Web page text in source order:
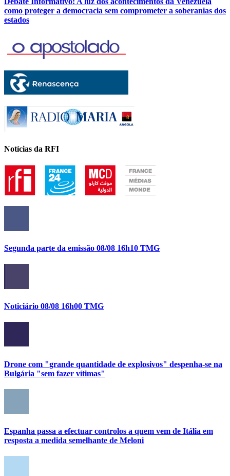
como proteger a democracia sem comprometer a soberanias dos
estados
Notícias da RFI
Segunda parte da emissão 08/08 16h10 TMG
Noticiário 08/08 16h00 TMG
Drone com "grande quantidade de explosivos" despenha-se na
Bulgária "sem fazer vítimas"
Espanha passa a efectuar controlos a quem vem de Itália em
resposta a medida semelhante de Meloni